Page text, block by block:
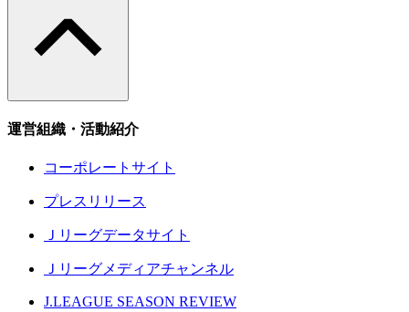
運営組織・活動紹介
コーポレートサイト
プレスリリース
Ｊリーグデータサイト
Ｊリーグメディアチャンネル
J.LEAGUE SEASON REVIEW